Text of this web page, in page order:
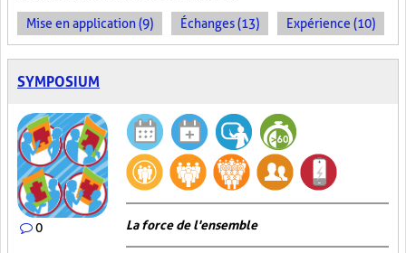
Mise en application (9) Échanges (13) Expérience (10)
SYMPOSIUM
0 La force de l'ensemble